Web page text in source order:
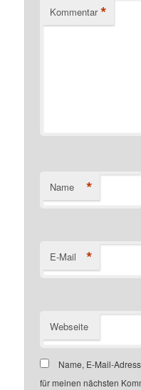
Kommentar *
Name *
E-Mail *
Webseite
Name, E-Mail-
für meinen nächsten